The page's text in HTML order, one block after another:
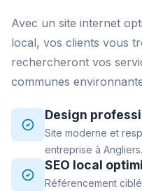
Avec un site internet
local, vos clients vous
rechercheront vos
communes
Design
Site moderne et
entreprise à Angliers.
SEO local
Référencement